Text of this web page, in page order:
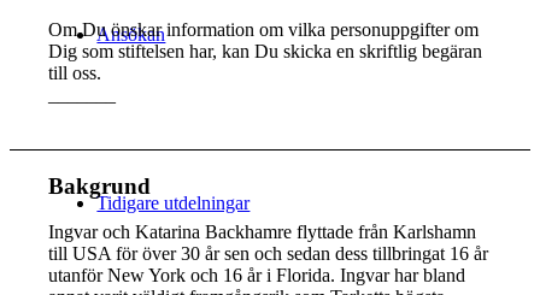
Ansökan
Tidigare utdelningar
Om Du önskar information om vilka personuppgifter om
Dig som stiftelsen har, kan Du skicka en skriftlig begäran
till oss.
Bakgrund
Ingvar och Katarina Backhamre flyttade från Karlshamn
till USA för över 30 år sen och sedan dess tillbringat 16 år
utanför New York och 16 år i Florida. Ingvar har bland